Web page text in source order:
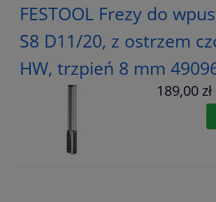
FESTOOL Frezy do
S8 D11/20, z ostrzem
HW, trzpień 8 mm
189,00 zł